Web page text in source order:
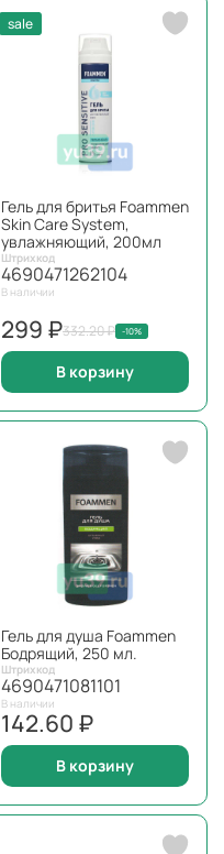
sale
Гель для бритья Foammen
Skin Care System,
увлажняющий, 200мл
Штрихкод
4690471262104
В наличии
299 ₽332.20 ₽ -10%
В корзину
Гель для душа Foammen
Бодрящий, 250 мл.
Штрихкод
4690471081101
В наличии
142.60 ₽
В корзину